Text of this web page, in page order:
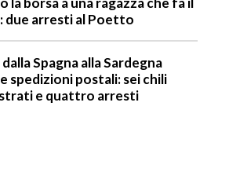
due arresti al Poetto
Spagna alla Sardegna
spedizioni postali: sei chili
e quattro arresti